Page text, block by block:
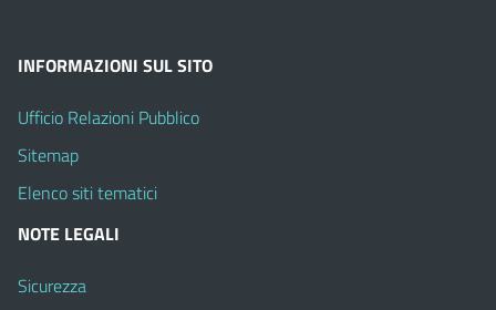
INFORMAZIONI SUL SITO
Ufficio Relazioni Pubblico
Sitemap
Elenco siti tematici
NOTE LEGALI
Sicurezza